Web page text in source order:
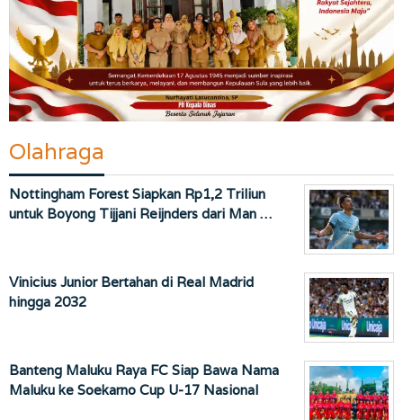
Olahraga
Nottingham Forest Siapkan Rp1,2 Triliun
untuk Boyong Tijjani Reijnders dari Man …
Vinicius Junior Bertahan di Real Madrid
hingga 2032
Banteng Maluku Raya FC Siap Bawa Nama
Maluku ke Soekarno Cup U-17 Nasional